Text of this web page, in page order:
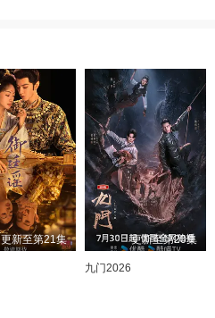
更新至第21集 更新至第20集
九门2026